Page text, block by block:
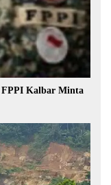
FPPI Kalbar Minta